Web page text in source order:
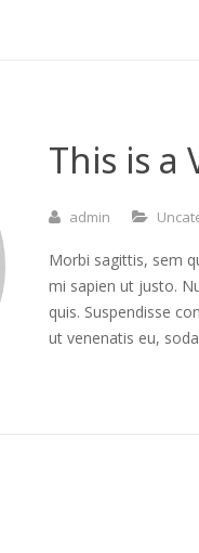
This is a
admin
Morbi sagittis, sem
mi sapien ut justo.
quis. Suspendisse
ut venenatis eu,